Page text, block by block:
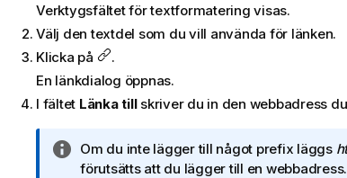
Verktygsfältet för textformatering visas.
Välj den textdel som du vill använda för länken.
Klicka på
.
En länkdialog öppnas.
I fältet Länka tillskriver du in den webbadress
A
n
Om du inte lägger till något prefix läggs
förutsätts att du lägger till en webbadress.